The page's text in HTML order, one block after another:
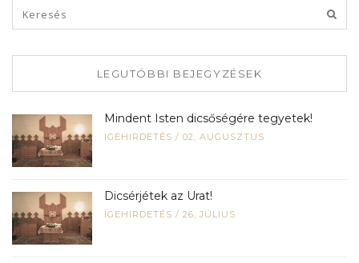
LEGUTÓBBI BEJEGYZÉSEK
Mindent Isten dicsőségére tegyetek!
IGEHIRDETÉS / 02, AUGUSZTUS
Dicsérjétek az Urat!
IGEHIRDETÉS / 26, JÚLIUS